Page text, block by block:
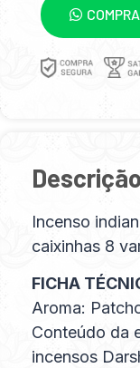
Descrição
Incenso
caixinhas 8
FICHA
Aroma:
Conteúdo da
incensos